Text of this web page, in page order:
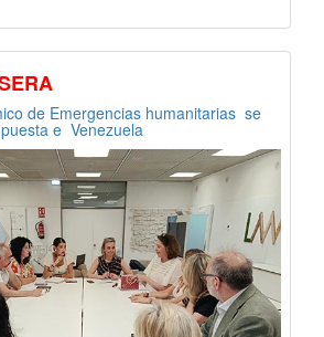
de Emergencias humanitarias se
e Venezuela